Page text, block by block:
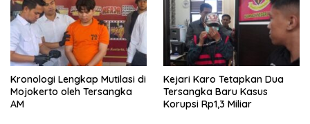
Kronologi Lengkap Mutilasi di
Mojokerto oleh Tersangka
AM
Kejari Karo Tetapkan Dua
Tersangka Baru Kasus
Korupsi Rp1,3 Miliar